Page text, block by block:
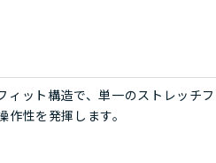
ィット構造で、単一のストレッチ
性を発揮します。